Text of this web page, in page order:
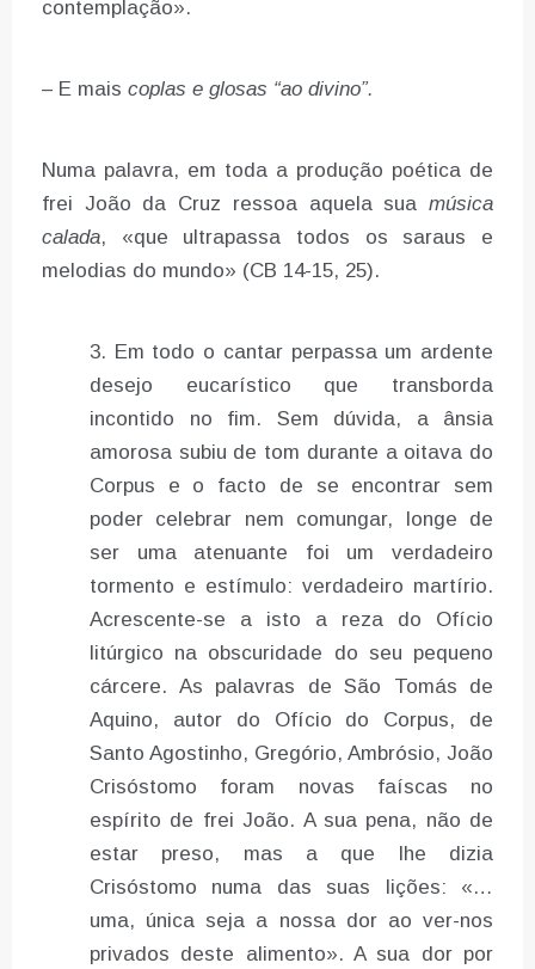
contemplação».
– E mais coplas e glosas “ao divino”.
Numa palavra, em toda a produção poética de
frei João da Cruz ressoa aquela sua música
calada, «que ultrapassa todos os saraus e
melodias do mundo» (CB 14-15, 25).
Em todo o cantar perpassa um ardente
desejo eucarístico que transborda
incontido no fim. Sem dúvida, a ânsia
amorosa subiu de tom durante a oitava do
Corpus e o facto de se encontrar sem
poder celebrar nem comungar, longe de
ser uma atenuante foi um verdadeiro
tormento e estímulo: verdadeiro martírio.
Acrescente-se a isto a reza do Ofício
litúrgico na obscuridade do seu pequeno
cárcere. As palavras de São Tomás de
Aquino, autor do Ofício do Corpus, de
Santo Agostinho, Gregório, Ambrósio, João
Crisóstomo foram novas faíscas no
espírito de frei João. A sua pena, não de
estar preso, mas a que lhe dizia
Crisóstomo numa das suas lições: «…
uma, única seja a nossa dor ao ver-nos
privados deste alimento». A sua dor por